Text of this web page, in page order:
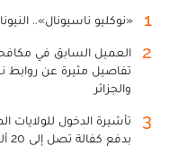
1 «نوكليو ناسيونال»..
2
العميل السابق في
تفاصيل مثيرة عن روابط
والجزائر
3
بدفع كفالة تصل إلى 20 ألف دولار